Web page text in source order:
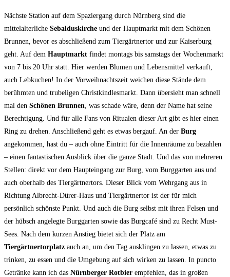
Nächste Station auf dem Spaziergang durch Nürnberg sind die
mittelalterliche Sebalduskirche und der Hauptmarkt mit dem Schönen
Brunnen, bevor es abschließend zum Tiergärtnertor und zur Kaiserburg
geht. Auf dem Hauptmarkt findet montags bis samstags der Wochenmarkt
von 7 bis 20 Uhr statt. Hier werden Blumen und Lebensmittel verkauft,
auch Lebkuchen! In der Vorweihnachtszeit weichen diese Stände dem
berühmten und trubeligen Christkindlesmarkt. Dann übersieht man schnell
mal den Schönen Brunnen , was schade wäre, denn der Name hat seine
Berechtigung. Und für alle Fans von Ritualen dieser Art gibt es hier einen
Ring zu drehen. Anschließend geht es etwas bergauf. An der Burg
angekommen, hast du – auch ohne Eintritt für die Innenräume zu bezahlen
– einen fantastischen Ausblick über die ganze Stadt. Und das von mehreren
Stellen: direkt vor dem Haupteingang zur Burg, vom Burggarten aus und
auch oberhalb des Tiergärtnertors. Dieser Blick vom Wehrgang aus in
Richtung Albrecht-Dürer-Haus und Tiergärtnertor ist der für mich
persönlich schönste Punkt. Und auch die Burg selbst mit ihren Felsen und
der hübsch angelegte Burggarten sowie das Burgcafé sind zu Recht Must-
Sees. Nach dem kurzen Anstieg bietet sich der Platz am
Tiergärtnertorplatz auch an, um den Tag ausklingen zu lassen, etwas zu
trinken, zu essen und die Umgebung auf sich wirken zu lassen. In puncto
Getränke kann ich das Nürnberger Rotbier empfehlen, das in großen